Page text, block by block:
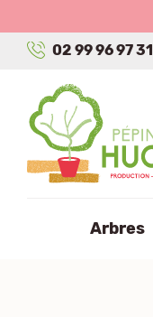
02 99 96 97 31
Arbres